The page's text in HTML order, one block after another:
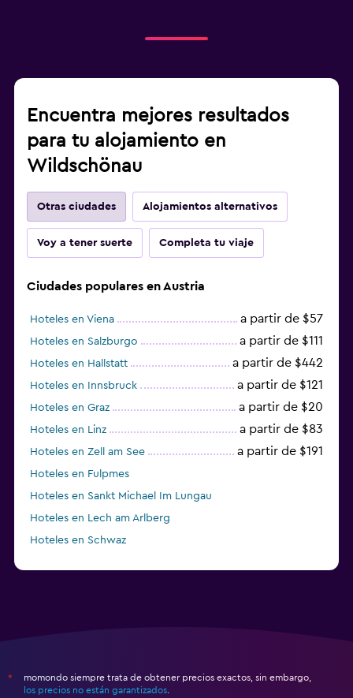
Encuentra mejores resultados
para tu alojamiento en
Wildschönau
Otras ciudades Alojamientos alternativos
Voy a tener suerte Completa tu viaje
Ciudades populares en Austria
Hoteles en Viena a partir de $57
Hoteles en Salzburgo a partir de $111
Hoteles en Hallstatt a partir de $442
Hoteles en Innsbruck a partir de $121
Hoteles en Graz a partir de $20
Hoteles en Linz a partir de $83
Hoteles en Zell am See a partir de $191
Hoteles en Fulpmes
Hoteles en Sankt Michael Im Lungau
Hoteles en Lech am Arlberg
Hoteles en Schwaz
*
momondo siempre trata de obtener precios exactos, sin embargo,
los precios no están garantizados